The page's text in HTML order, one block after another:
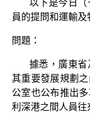
以下是今日
員的提問和運輸及
問題：
據悉，廣東省
其重要發展規劃
公室也公布推出
利深港之間人員往